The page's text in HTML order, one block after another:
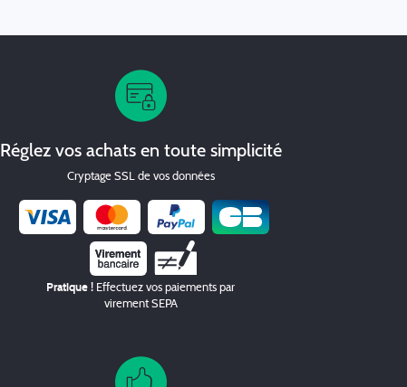
Réglez vos achats en toute simplicité
Cryptage SSL de vos données
Chèque
Pratique ! Effectuez vos paiements par
virement SEPA